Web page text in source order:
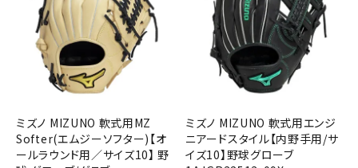
ミズノ MIZUNO 軟式用MZ
Softer(エムジーソフター)【オ
ールラウンド用／サイズ10】 野
ミズノ MIZUNO 軟式用エンジ
ニアードスタイル【内野手用/サ
イズ10】野球グローブ